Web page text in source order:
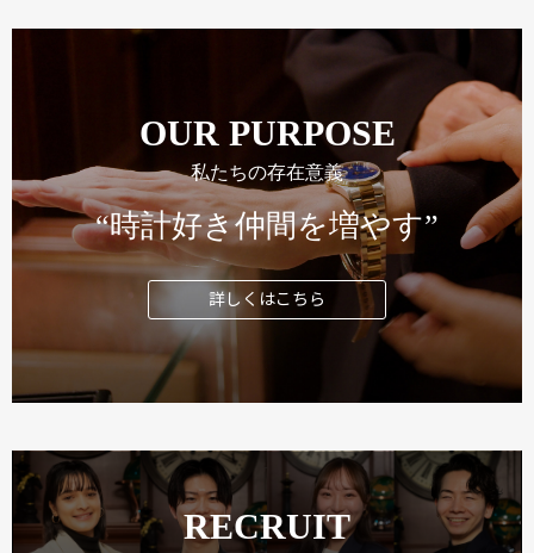
OUR PURPOSE
私たちの存在意義
“時計好き仲間を増やす”
詳しくはこちら
RECRUIT